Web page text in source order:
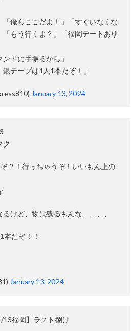
「俺らここだよ！」「すぐいなくな
「もう行くよ？」「福岡デートあり
ドに手振るから」
テープは1人1本だぞ！」
January 13, 2024
ク
？！行っちゃうぞ！いいもん上の
けど、物は残るもんな、、、、
だぞ！！
January 13, 2024
13福岡】ラスト捌け